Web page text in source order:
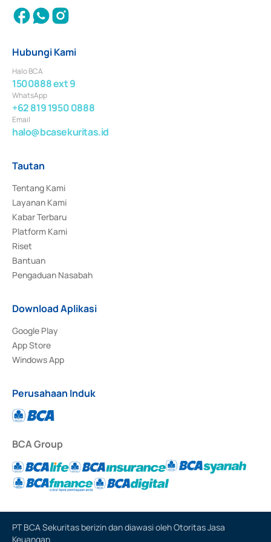
Hubungi Kami
Halo BCA
1500888 ext 9
WhatsApp
+62 819 1950 0888
Email
halo@bcasekuritas.id
Tautan
Tentang Kami
Layanan Kami
Kabar Terbaru
Platform Kami
Riset
Bantuan
Pengaduan Nasabah
Download Aplikasi
Google Play
App Store
Windows App
Perusahaan Induk
BCA Group
PT BCA Sekuritas berizin dan diawasi oleh Otoritas Jasa
Keuangan